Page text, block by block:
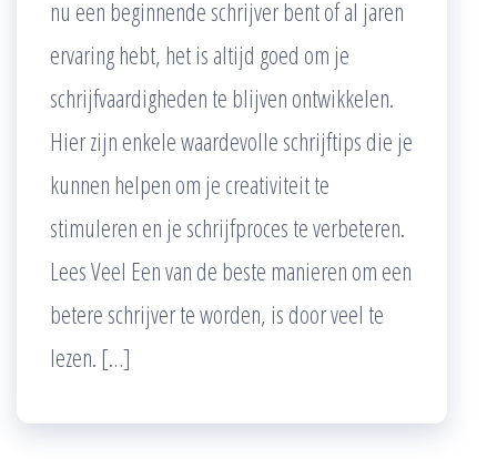
nu een beginnende schrijver bent of al jaren
ervaring hebt, het is altijd goed om je
schrijfvaardigheden te blijven ontwikkelen.
Hier zijn enkele waardevolle schrijftips die je
kunnen helpen om je creativiteit te
stimuleren en je schrijfproces te verbeteren.
Lees Veel Een van de beste manieren om een
betere schrijver te worden, is door veel te
lezen. […]